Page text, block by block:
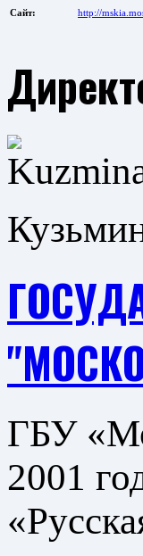
Сайт: http://
ГБУ
2001